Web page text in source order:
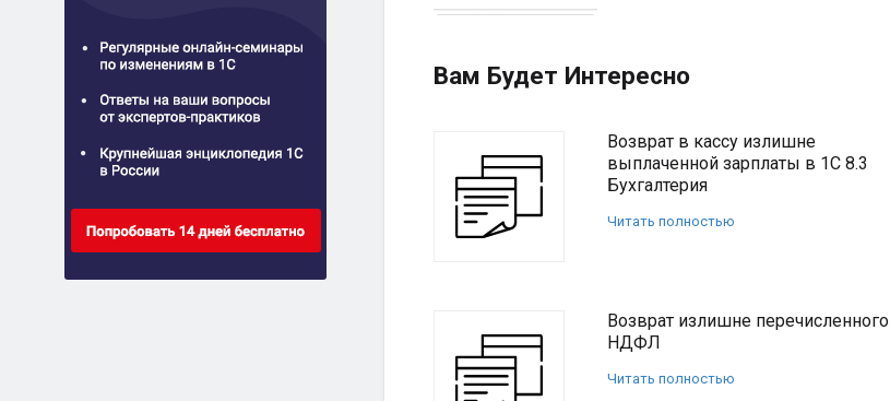
Вам Будет Интересно
Возврат в кассу излишне
выплаченной зарплаты в 1С 8.3
Бухгалтерия
Читать полностью
Возврат излишне перечисленного
НДФЛ
Читать полностью